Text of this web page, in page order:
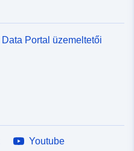
Portal üzemeltetői
Youtube